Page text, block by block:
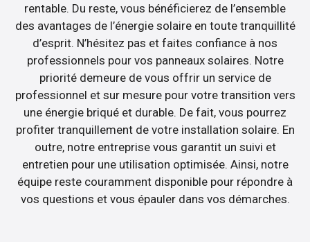
rentable. Du reste, vous bénéficierez de l’ensemble
des avantages de l’énergie solaire en toute tranquillité
d’esprit. N’hésitez pas et faites confiance à nos
professionnels pour vos panneaux solaires. Notre
priorité demeure de vous offrir un service de
professionnel et sur mesure pour votre transition vers
une énergie briqué et durable. De fait, vous pourrez
profiter tranquillement de votre installation solaire. En
outre, notre entreprise vous garantit un suivi et
entretien pour une utilisation optimisée. Ainsi, notre
équipe reste couramment disponible pour répondre à
vos questions et vous épauler dans vos démarches.